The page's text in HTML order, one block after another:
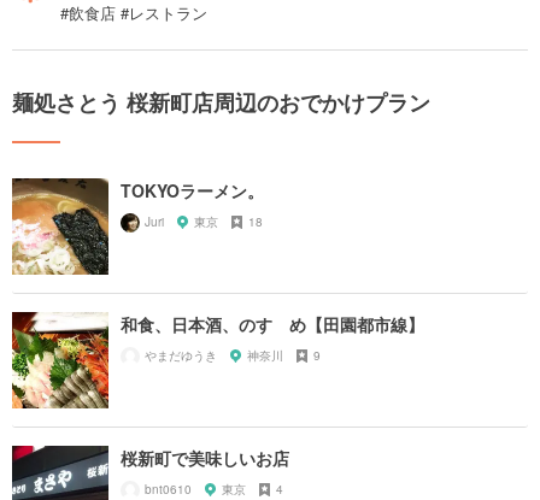
#飲食店 #レストラン
麺処さとう 桜新町店周辺のおでかけプラン
TOKYOラーメン。
Juri 東京 18
和食、日本酒、のすゝめ【田園都市線】
やまだゆうき 神奈川 9
桜新町で美味しいお店
bnt0610 東京 4